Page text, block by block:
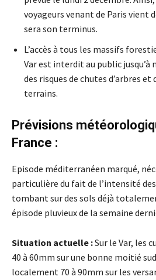
voyageurs venant de Paris vient
sera son terminus.
L’accès à tous les massifs
Var est interdit au public jusqu’à
des risques de chutes d’arbres
terrains.
Prévisions
France :
Episode méditerranéen marqué,
particulière du fait de l’intensité
tombant sur des sols déjà
épisode pluvieux de la semaine
Situation actuelle :Sur le Var, les
40 à 60mm sur une bonne moitié
localement 70 à 90mm sur les